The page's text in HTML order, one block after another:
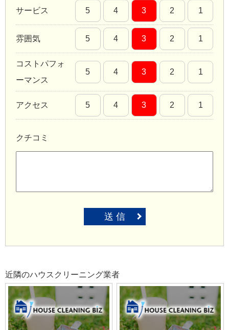
サービス 5 4 3 2 1
雰囲気 5 4 3 2 1
コストパフォ
ーマンス
5 4 3 2 1
アクセス 5 4 3 2 1
クチコミ
送 信
近隣のハウスクリーニング業者